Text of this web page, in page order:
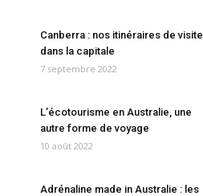
Canberra : nos itinéraires de visite
dans la capitale
7 septembre 2022
L’écotourisme en Australie, une
autre forme de voyage
10 août 2022
Adrénaline made in Australie : les